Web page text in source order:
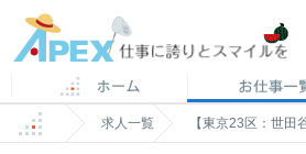
求人一覧 【東京23区：世